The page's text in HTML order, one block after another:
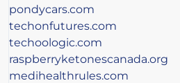
pondycars.com
techonfutures.com
techoologic.com
raspberryketonescanada.org
medihealthrules.com